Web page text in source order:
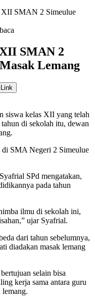
XII SMAN 2 Simeulue
SMAN 2
Lemang
siswa kelas XII yang telah
di sekolah itu, dewan
di SMA Negeri 2 Simeulue
SPd mengatakan,
pada tahun
ilmu di sekolah ini,
ujar Syafrial.
dari tahun sebelumnya,
diadakan masak lemang
selain bisa
kerja sama antara guru
lemang.